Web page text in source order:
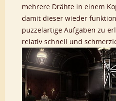
mehrere Drähte in einem
damit dieser wieder
puzzelartige Aufgaben zu
relativ schnell und